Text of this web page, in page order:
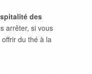
des
arrêter, si vous
du thé à la